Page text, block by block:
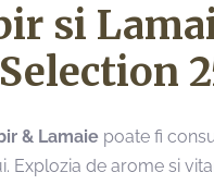
si
& Lamaie poate fi
Explozia de arome si